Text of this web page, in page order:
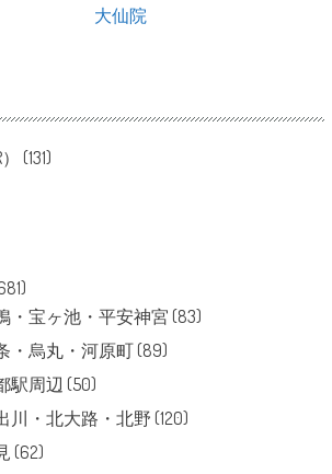
大仙院
(131)
・宝ヶ池・平安神宮 (83)
・烏丸・河原町(89)
駅周辺 (50)
川・北大路・北野 (120)
(62)